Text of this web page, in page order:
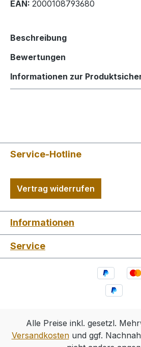
EAN: 2000108793680
Beschreibung
Bewertungen
Informationen zur
Service-Hotline
Vertrag widerrufen
Informationen
Service
Alle Preise inkl. gesetzl.
Versandkostenund ggf.